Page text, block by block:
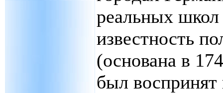
реальных
известность
(основана в
был воспринят